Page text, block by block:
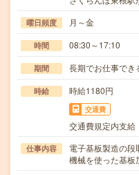
曜日頻度 月～金
時間 08:30～17:10
期間 長期でお仕事でき
時給 時給1180円
交通費
交通費規定内支給
仕事内容
電子基板製造の段
機械を使った基